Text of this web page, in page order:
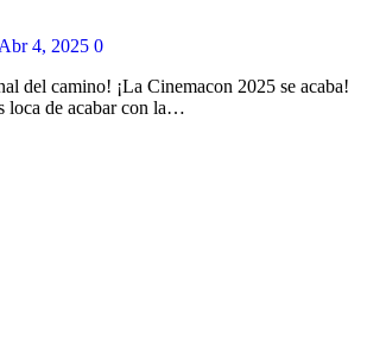
Abr 4, 2025 0
del camino! ¡La Cinemacon 2025 se acaba!
loca de acabar con la…